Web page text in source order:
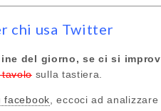
chi usa Twitter
del giorno, se ci si
sulla tastiera.
facebook , eccoci ad